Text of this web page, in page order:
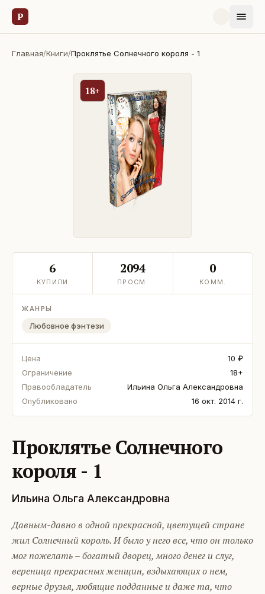
Р
Главная/Книги/Проклятье Солнечного короля - 1
18+
6
КУПИЛИ
2094
ПРОСМ.
0
КОММ.
ЖАНРЫ
Любовное фэнтези
Цена
10 ₽
Ограничение
18+
Правообладатель
Ильина Ольга Александровна
Опубликовано
16 окт. 2014 г.
Проклятье Солнечного
короля - 1
Ильина Ольга Александровна
Давным-давно в одной прекрасной, цветущей стране
жил Солнечный король. И было у него все, что он только
мог пожелать – богатый дворец, много денег и слуг,
вереница прекрасных женщин, вздыхающих о нем,
верные друзья, любящие подданные и даже та, что